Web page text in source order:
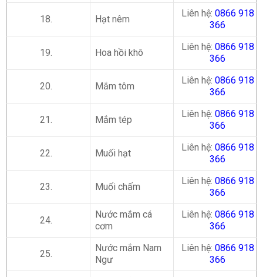
18. Hạt nêm
Liên hệ: 0866 918
366
19. Hoa hồi khô
Liên hệ: 0866 918
366
20. Mắm tôm
Liên hệ: 0866 918
366
21. Mắm tép
Liên hệ: 0866 918
366
22. Muối hạt
Liên hệ: 0866 918
366
23. Muối chấm
Liên hệ: 0866 918
366
24.
Nước mắm cá
cơm
Liên hệ: 0866 918
366
25.
Nước mắm Nam
Ngư
Liên hệ: 0866 918
366